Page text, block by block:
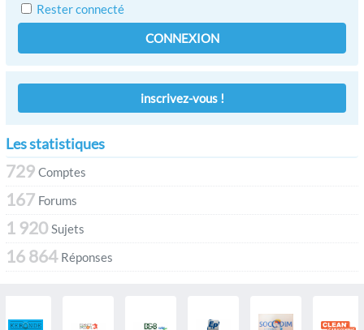
Rester connecté
CONNEXION
inscrivez-vous !
Les statistiques
729 Comptes
167 Forums
1 920 Sujets
16 864 Réponses